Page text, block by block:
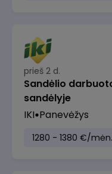
prieš 2 d.
Sandėlio
sandėlyje
IKI Panevėžys
1280 - 1380 €/mėn.